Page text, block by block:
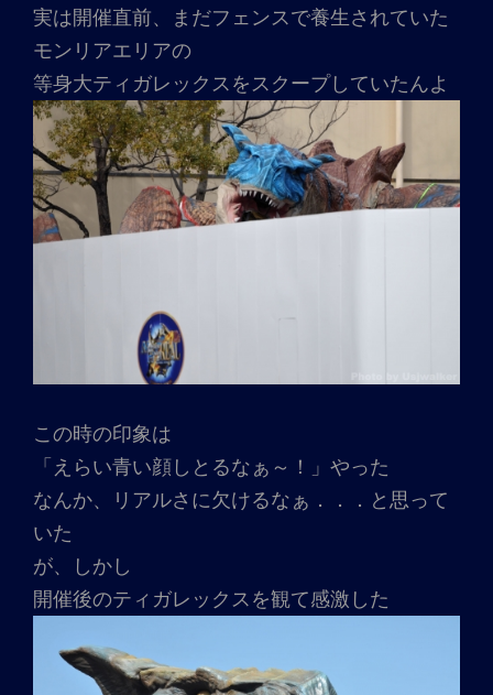
実は開催直前、まだフェンスで養生されていた
モンリアエリアの
等身大ティガレックスをスクープしていたんよ
この時の印象は
「えらい青い顔しとるなぁ～！」やった
なんか、リアルさに欠けるなぁ．．．と思って
いた
が、しかし
開催後のティガレックスを観て感激した